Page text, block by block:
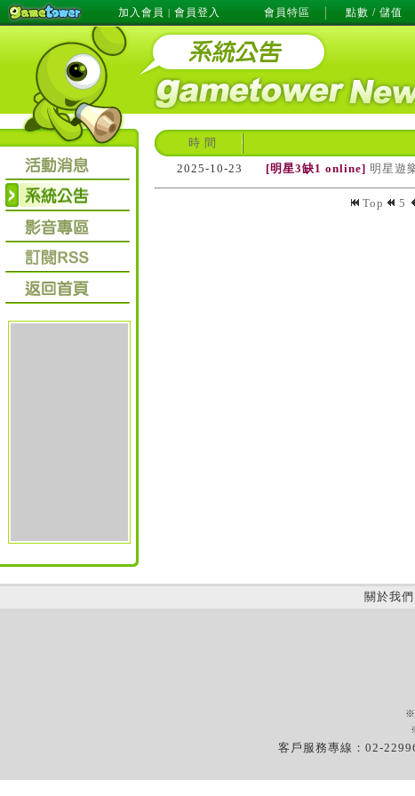
加入會員 | 會員登入 會員特區 點數 / 儲值
時 間
2025-10-23
[明星3缺1 online] 明星遊
Top 5
關於我們
※
客戶服務專線：02-